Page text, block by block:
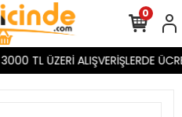
3000 TL ÜZERİ ALIŞVERİŞLERDE
0